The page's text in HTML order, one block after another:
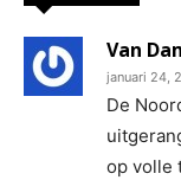
Van
januari 24,
De
op volle